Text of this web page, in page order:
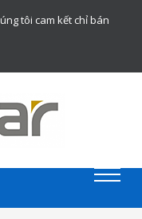
tôi cam kết chỉ bán